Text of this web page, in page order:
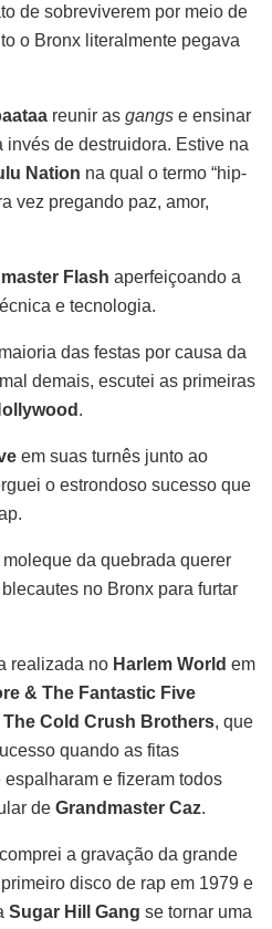
de sobreviverem por meio de
o Bronx literalmente pegava
reunir as gangs e ensinar
de destruidora. Estive na
Nation na qual o termo “hip-
vez pregando paz, amor,
Flash aperfeiçoando a
e tecnologia.
das festas por causa da
demais, escutei as primeiras
.
em suas turnês junto ao
o estrondoso sucesso que
da quebrada querer
no Bronx para furtar
realizada no Harlem World em
& The Fantastic Five
The Cold Crush Brothers, que
quando as fitas
e fizeram todos
de Grandmaster Caz.
a gravação da grande
disco de rap em 1979 e
Sugar Hill Gang se tornar uma